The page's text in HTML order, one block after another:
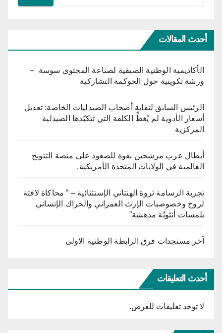
أحدث المقالات
الأكاديمية الوطنية الصيفية لصناعة المحتوى سوسة –
ورشة تكوينية حول الحوكمة التشاركية
الرئيس السابق لنقابة أصحاب الصيدليات الخاصة: تعديل
أسعار الأدوية لم يُغطِّ الكلفة التي تتكبّدها الصيدلية
المركزية
أبطال عرب مرشحين بقوة للصعود على منصة التتويج
العالمية في الولايات المتحدة الأمريكية.
تجربة الرسامة ثروة الهنتاتي الإستثنائية – ” محاكاة لافتة
لروح وخصوصيات الإرث العمراني والحراك الإنساني
بلمسات أنثويٌة مدهشة”
آخر مستجدات فرق الرابطة الوطنية الاولى
أحدث التعليقات
لا توجد تعليقات للعرض.